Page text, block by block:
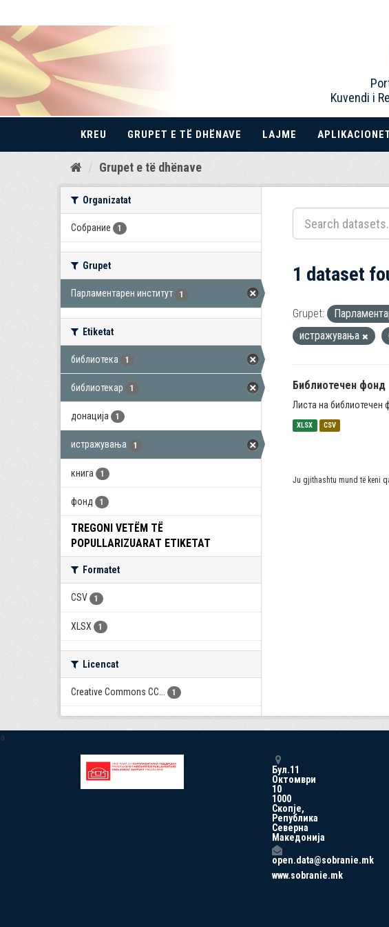
Kalo
Kuvendi i
KREU GRUPET E TË DHËNAVE LAJME
Grupet e të dhënave
Organizatat
Собрание 1
Grupet
Парламентарен институт 1
Etiketat
библиотека 1
библиотекар 1
донација 1
истражувања 1
книга 1
фонд 1
TREGONI VETËM TË
POPULLARIZUARAT ETIKETAT
Formatet
CSV 1
XLSX 1
Licencat
Creative Commons CC... 1
1 dataset
Grupet:
истражувања
Библиотечен фонд
Листа на библиотечен
XLSX CSV
Ju gjithashtu mund të keni
a
Бул.11
Октомври
10
1000
Скопје,
Република
Северна
Македонија
open.data@sobranie.mk
www.sobranie.mk